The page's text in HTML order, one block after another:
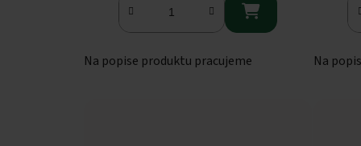

Na popise produktu pracujeme Na